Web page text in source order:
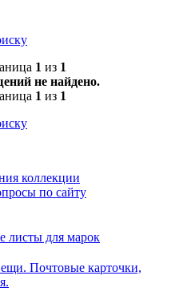
1 из 1
не найдено.
1 из 1
коллекции
по сайту
для марок
Почтовые карточки,